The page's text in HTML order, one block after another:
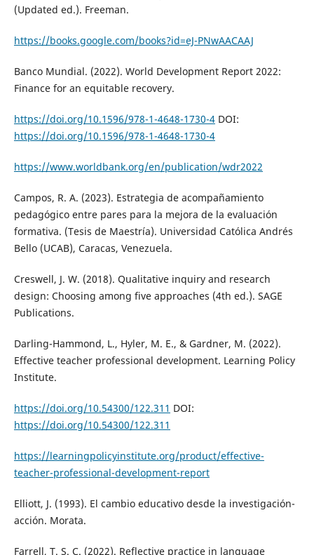
(Updated ed.). Freeman.
https://books.google.com/books?id=eJ-PNwAACAAJ
Banco Mundial. (2022). World Development Report 2022:
Finance for an equitable recovery.
https://doi.org/10.1596/978-1-4648-1730-4DOI:
https://doi.org/10.1596/978-1-4648-1730-4
https://www.worldbank.org/en/publication/wdr2022
Campos, R. A. (2023). Estrategia de acompañamiento
pedagógico entre pares para la mejora de la evaluación
formativa. (Tesis de Maestría). Universidad Católica Andrés
Bello (UCAB), Caracas, Venezuela.
Creswell, J. W. (2018). Qualitative inquiry and research
design: Choosing among five approaches (4th ed.). SAGE
Publications.
Darling-Hammond, L., Hyler, M. E., & Gardner, M. (2022).
Effective teacher professional development. Learning Policy
Institute.
https://doi.org/10.54300/122.311 DOI:
https://doi.org/10.54300/122.311
https://learningpolicyinstitute.org/product/effective-
teacher-professional-development-report
Elliott, J. (1993). El cambio educativo desde la investigación-
acción. Morata.
Farrell, T. S. C. (2022). Reflective practice in language